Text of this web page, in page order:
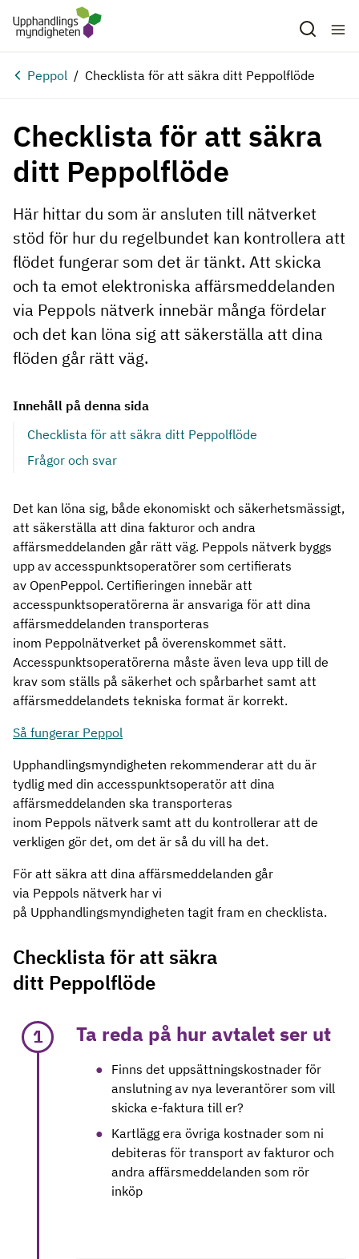
Hoppa till huvudinnehåll
Peppol Checklista för att säkra ditt Peppolflöde
Checklista för att säkra
ditt Peppolflöde
Här hittar du som är ansluten till nätverket
stöd för hur du regelbundet kan kontrollera att
flödet fungerar som det är tänkt. Att skicka
och ta emot elektroniska affärsmeddelanden
via Peppols nätverk innebär många fördelar
och det kan löna sig att säkerställa att dina
flöden går rätt väg.
Innehåll på denna sida
Checklista för att säkra ditt Peppolflöde
Frågor och svar
Det kan löna sig, både ekonomiskt och säkerhetsmässigt,
att säkerställa att dina fakturor och andra
affärsmeddelanden går rätt väg. Peppols nätverk byggs
upp av accesspunktsoperatörer som certifierats
av OpenPeppol. Certifieringen innebär att
accesspunktsoperatörerna är ansvariga för att dina
affärsmeddelanden transporteras
inom Peppolnätverket på överenskommet sätt.
Accesspunktsoperatörerna måste även leva upp till de
krav som ställs på säkerhet och spårbarhet samt att
affärsmeddelandets tekniska format är korrekt.
Så fungerar Peppol
Upphandlingsmyndigheten rekommenderar att du är
tydlig med din accesspunktsoperatör att dina
affärsmeddelanden ska transporteras
inom Peppols nätverk samt att du kontrollerar att de
verkligen gör det, om det är så du vill ha det.
För att säkra att dina affärsmeddelanden går
via Peppols nätverk har vi
på Upphandlingsmyndigheten tagit fram en checklista.
Checklista för att säkra
ditt Peppolflöde
1 Ta reda på hur avtalet ser ut
Finns det uppsättningskostnader för
anslutning av nya leverantörer som vill
skicka e-faktura till er?
Kartlägg era övriga kostnader som ni
debiteras för transport av fakturor och
andra affärsmeddelanden som rör
inköp